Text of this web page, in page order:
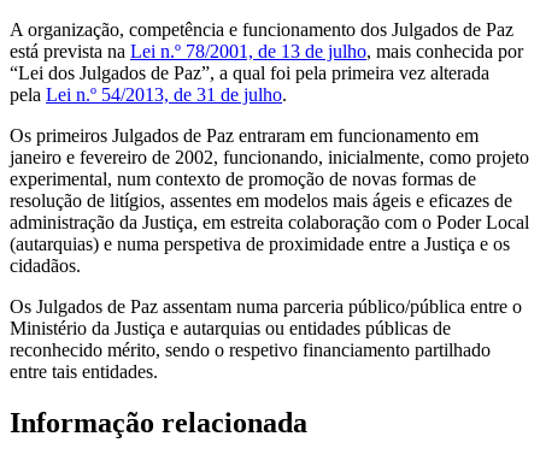
A organização, competência e funcionamento dos Julgados de Paz
está prevista na Lei n.º 78/2001, de 13 de julho, mais conhecida por
“Lei dos Julgados de Paz”, a qual foi pela primeira vez alterada
pela Lei n.º 54/2013, de 31 de julho.
Os primeiros Julgados de Paz entraram em funcionamento em
janeiro e fevereiro de 2002, funcionando, inicialmente, como projeto
experimental, num contexto de promoção de novas formas de
resolução de litígios, assentes em modelos mais ágeis e eficazes de
administração da Justiça, em estreita colaboração com o Poder Local
(autarquias) e numa perspetiva de proximidade entre a Justiça e os
cidadãos.
Os Julgados de Paz assentam numa parceria público/pública entre o
Ministério da Justiça e autarquias ou entidades públicas de
reconhecido mérito, sendo o respetivo financiamento partilhado
entre tais entidades.
Informação relacionada